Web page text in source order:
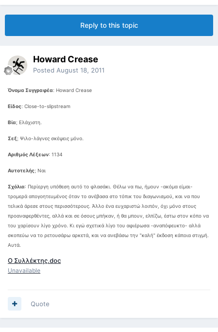
Reply to this topic
Howard Crease
Posted August 18, 2011
Όνομα Συγγραφέα: Howard Crease
Είδος: Close-to-slipstream
Βία; Eλάχιστη.
Σεξ; Ψιλο-λάγνες σκέψεις μόνο.
Αριθμός Λέξεων: 1134
Αυτοτελής; Ναι
Σχόλια: Περίεργη υπόθεση αυτό το φλασάκι. Θέλω να πω, ήμουν -ακόμα είμαι-
τρομερά απογοητευμένος όταν το ανέβασα στο τόπικ του διαγωνισμού, και να που
τελικά άρεσε στους περισσότερους. Άλλο ένα ευχαριστώ λοιπόν, όχι μόνο στους
προαναφερθέντες, αλλά και σε όσους μπήκαν, ή θα μπουν, ελπίζω, έστω στον κόπο να
του χαρίσουν λίγο χρόνο. Κι εγώ σχετικά λίγο του αφιέρωσα -αναπόφευκτο- αλλά
σκοπεύω να το ρετουσάρω αρκετά, και να ανεβάσω την "καλή" έκδοση κάποια στιγμή.
Αυτά.
Ο Συλλέκτης.doc
Unavailable
Quote